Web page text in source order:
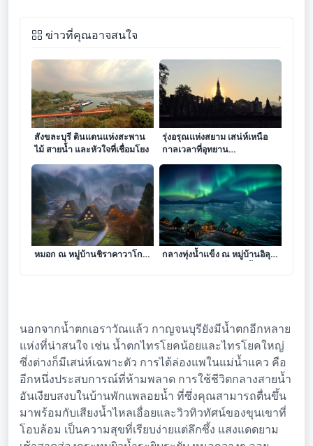
ข่าวที่คุณอาจสนใจ
สังขละบุรี ดินแดนแห่งสะพาน
ไม้ สายน้ำ และหัวใจที่เชื่อมโยง
รุ่งอรุณแห่งสยาม เสน่ห์เหนือ
กาลเวลาที่อุทยาน
ประวัติศาสตร์สุโขทัย
ดั่งรอยจารึกแห่งมนตรากลางไอ
หมอก ณ หมู่บ้านชิราคาวาโกะ
ดั่งรอยจารึกแห่งความเงียบงัน
กลางทุ่งน้ำแข็ง ณ หมู่บ้านอิลุล
นอกจากน้ำตกเอราวัณแล้ว กาญจนบุรียังมีน้ำตกอีกหลาย
แห่งที่น่าสนใจ เช่น น้ำตกไทรโยคน้อยและไทรโยคใหญ่
ซึ่งต่างก็มีเสน่ห์เฉพาะตัว การได้ล่องแพในแม่น้ำแคว คือ
อีกหนึ่งประสบการณ์ที่ห้ามพลาด การใช้ชีวิตกลางสายน้ำ
อันเงียบสงบในบ้านพักแพลอยน้ำ ที่ซึ่งคุณสามารถตื่นขึ้น
มาพร้อมกับเสียงน้ำไหลเอื่อยและวิวทิวทัศน์ของขุนเขาที่
โอบล้อม เป็นความสุขที่เรียบง่ายแต่ลึกซึ้ง แสงแดดยาม